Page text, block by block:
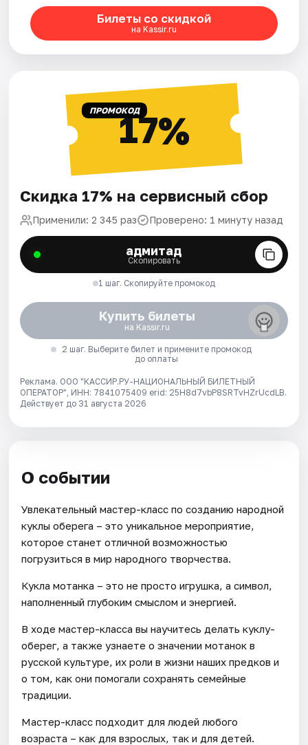
Билеты со скидкой
на Kassir.ru
ПРОМОКОД17%
Скидка 17% на сервисный сбор
Применили: 2 345 раз Проверено: 1 минуту назад
адмитад
Скопировать
1 шаг. Скопируйте промокод
Купить билеты
на Kassir.ru
2 шаг. Выберите билет и примените промокод
до оплаты
Реклама. ООО "КАССИР.РУ-НАЦИОНАЛЬНЫЙ БИЛЕТНЫЙ
ОПЕРАТОР", ИНН: 7841075409 erid: 25H8d7vbP8SRTvHZrUcdLB.
Действует до 31 августа 2026
О событии
Увлекательный мастер-класс по созданию народной
куклы оберега – это уникальное мероприятие,
которое станет отличной возможностью
погрузиться в мир народного творчества.
Кукла мотанка – это не просто игрушка, а символ,
наполненный глубоким смыслом и энергией.
В ходе мастер-класса вы научитесь делать куклу-
оберег, а также узнаете о значении мотанок в
русской культуре, их роли в жизни наших предков и
о том, как они помогали сохранять семейные
традиции.
Мастер-класс подходит для людей любого
возраста – как для взрослых, так и для детей.